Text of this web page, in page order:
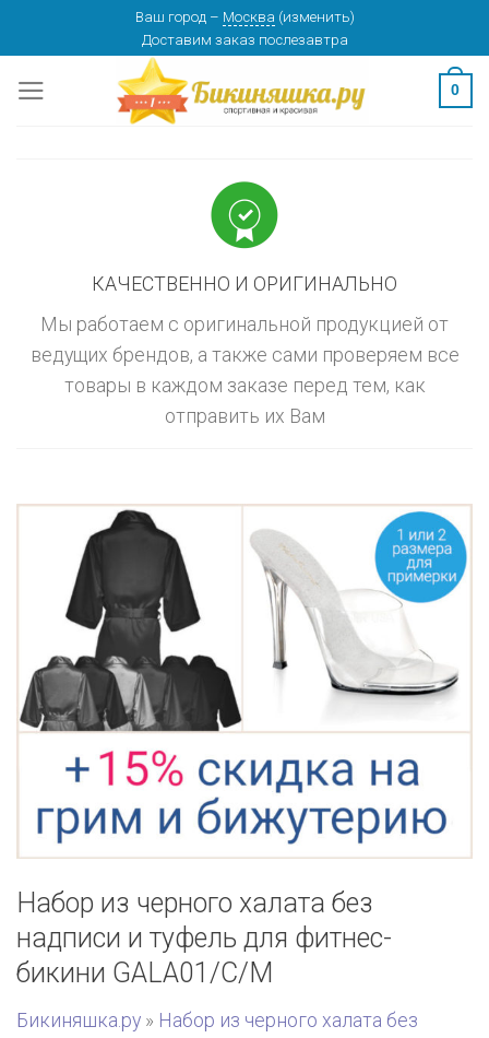
content
Ваш город – Москва (изменить)
Доставим заказ послезавтра
0
КАЧЕСТВЕННО И ОРИГИНАЛЬНО
Мы работаем с оригинальной продукцией от
ведущих брендов, а также сами проверяем все
товары в каждом заказе перед тем, как
отправить их Вам
Набор из черного халата без
надписи и туфель для фитнес-
бикини GALA01/C/M
Бикиняшка.ру » Набор из черного халата без
изменить